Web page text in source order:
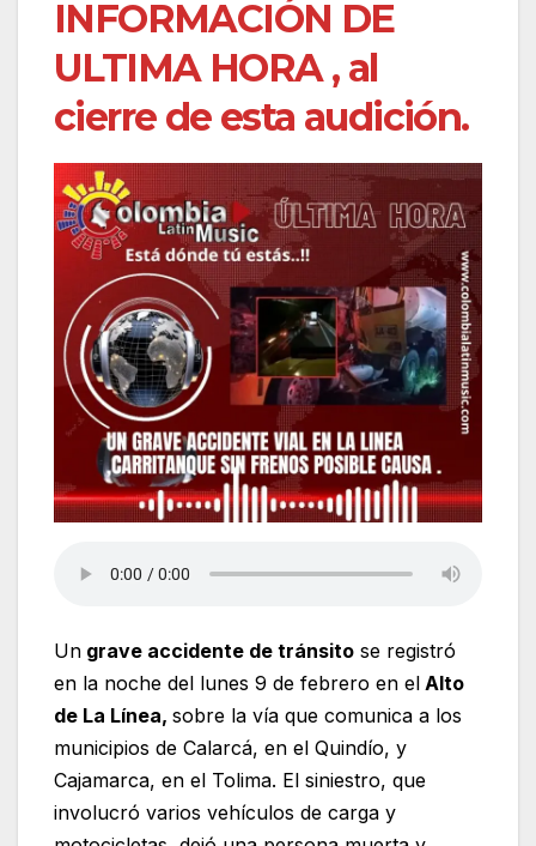
INFORMACIÓN DE
ULTIMA HORA , al
cierre de esta audición.
Un grave accidente de tránsito se registró
en la noche del lunes 9 de febrero en el Alto
de La Línea, sobre la vía que comunica a los
municipios de Calarcá, en el Quindío, y
Cajamarca, en el Tolima. El siniestro, que
involucró varios vehículos de carga y